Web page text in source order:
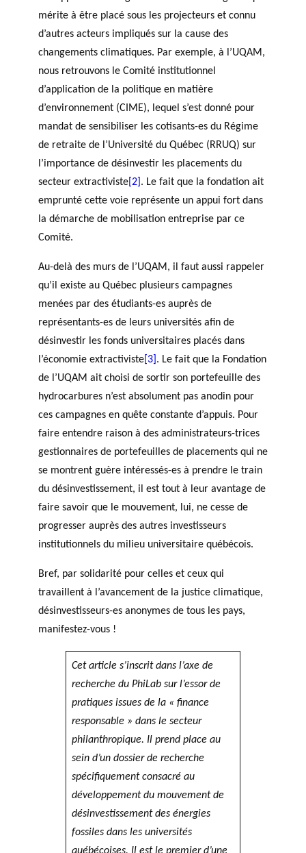
mérite à être placé sous les projecteurs et connu
d’autres acteurs impliqués sur la cause des
changements climatiques. Par exemple, à l’UQAM,
nous retrouvons le Comité institutionnel
d’application de la politique en matière
d’environnement (CIME), lequel s’est donné pour
mandat de sensibiliser les cotisants-es du Régime
de retraite de l’Université du Québec (RRUQ) sur
l’importance de désinvestir les placements du
secteur extractiviste [2] . Le fait que la fondation ait
emprunté cette voie représente un appui fort dans
la démarche de mobilisation entreprise par ce
Comité.
Au-delà des murs de l’UQAM, il faut aussi rappeler
qu’il existe au Québec plusieurs campagnes
menées par des étudiants-es auprès de
représentants-es de leurs universités afin de
désinvestir les fonds universitaires placés dans
l’économie extractiviste [3] . Le fait que la Fondation
de l’UQAM ait choisi de sortir son portefeuille des
hydrocarbures n’est absolument pas anodin pour
ces campagnes en quête constante d’appuis. Pour
faire entendre raison à des administrateurs-trices
gestionnaires de portefeuilles de placements qui ne
se montrent guère intéressés-es à prendre le train
du désinvestissement, il est tout à leur avantage de
faire savoir que le mouvement, lui, ne cesse de
progresser auprès des autres investisseurs
institutionnels du milieu universitaire québécois.
Bref, par solidarité pour celles et ceux qui
travaillent à l’avancement de la justice climatique,
désinvestisseurs-es anonymes de tous les pays,
manifestez-vous !
Cet article s’inscrit dans l’axe de
recherche du PhiLab sur l’essor de
pratiques issues de la « finance
responsable » dans le secteur
philanthropique. Il prend place au
sein d’un dossier de recherche
spécifiquement consacré au
développement du mouvement de
désinvestissement des énergies
fossiles dans les universités
québécoises. Il est le premier d’une